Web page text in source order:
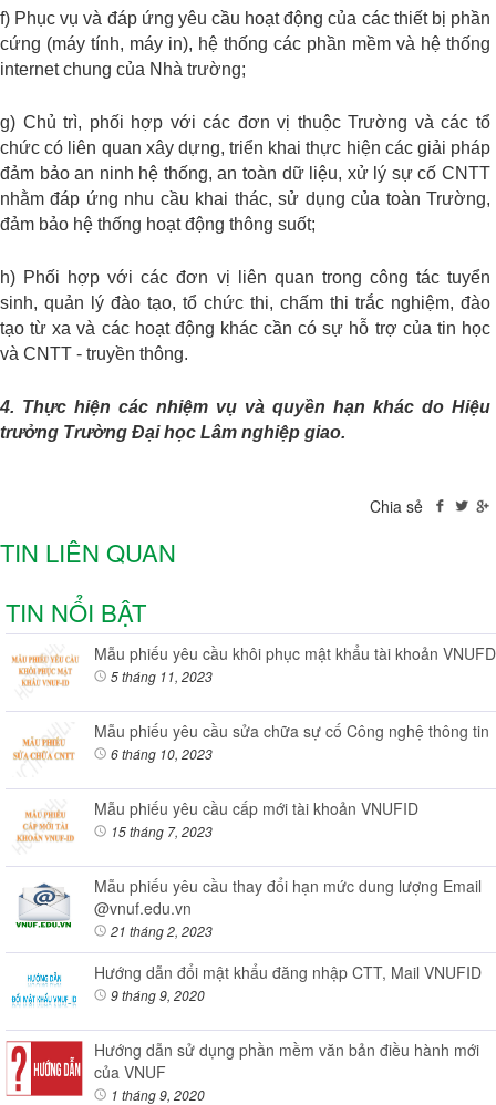
f) Phục vụ và đáp ứng yêu cầu hoạt động của các thiết bị phần
cứng (máy tính, máy in), hệ thống các phần mềm và hệ thống
internet chung của Nhà trường;
g) Chủ trì, phối hợp với các đơn vị thuộc Trường và các tổ
chức có liên quan xây dựng, triển khai thực hiện các giải pháp
đảm bảo an ninh hệ thống, an toàn dữ liệu, xử lý sự cố CNTT
nhằm đáp ứng nhu cầu khai thác, sử dụng của toàn Trường,
đảm bảo hệ thống hoạt động thông suốt;
h) Phối hợp với các đơn vị liên quan trong công tác tuyển
sinh, quản lý đào tạo, tổ chức thi, chấm thi trắc nghiệm, đào
tạo từ xa và các hoạt động khác cần có sự hỗ trợ của tin học
và CNTT - truyền thông.
4. Thực hiện các nhiệm vụ và quyền hạn khác do Hiệu
trưởng Trường Đại học Lâm nghiệp giao.
Chia sẻ
TIN LIÊN QUAN
TIN NỔI BẬT
Mẫu phiếu yêu cầu khôi phục mật khẩu tài khoản VNUFD
5 tháng 11, 2023
Mẫu phiếu yêu cầu sửa chữa sự cố Công nghệ thông tin
6 tháng 10, 2023
Mẫu phiếu yêu cầu cấp mới tài khoản VNUFID
15 tháng 7, 2023
Mẫu phiếu yêu cầu thay đổi hạn mức dung lượng Email
@vnuf.edu.vn
21 tháng 2, 2023
Hướng dẫn đổi mật khẩu đăng nhập CTT, Mail VNUFID
9 tháng 9, 2020
Hướng dẫn sử dụng phần mềm văn bản điều hành mới
của VNUF
1 tháng 9, 2020